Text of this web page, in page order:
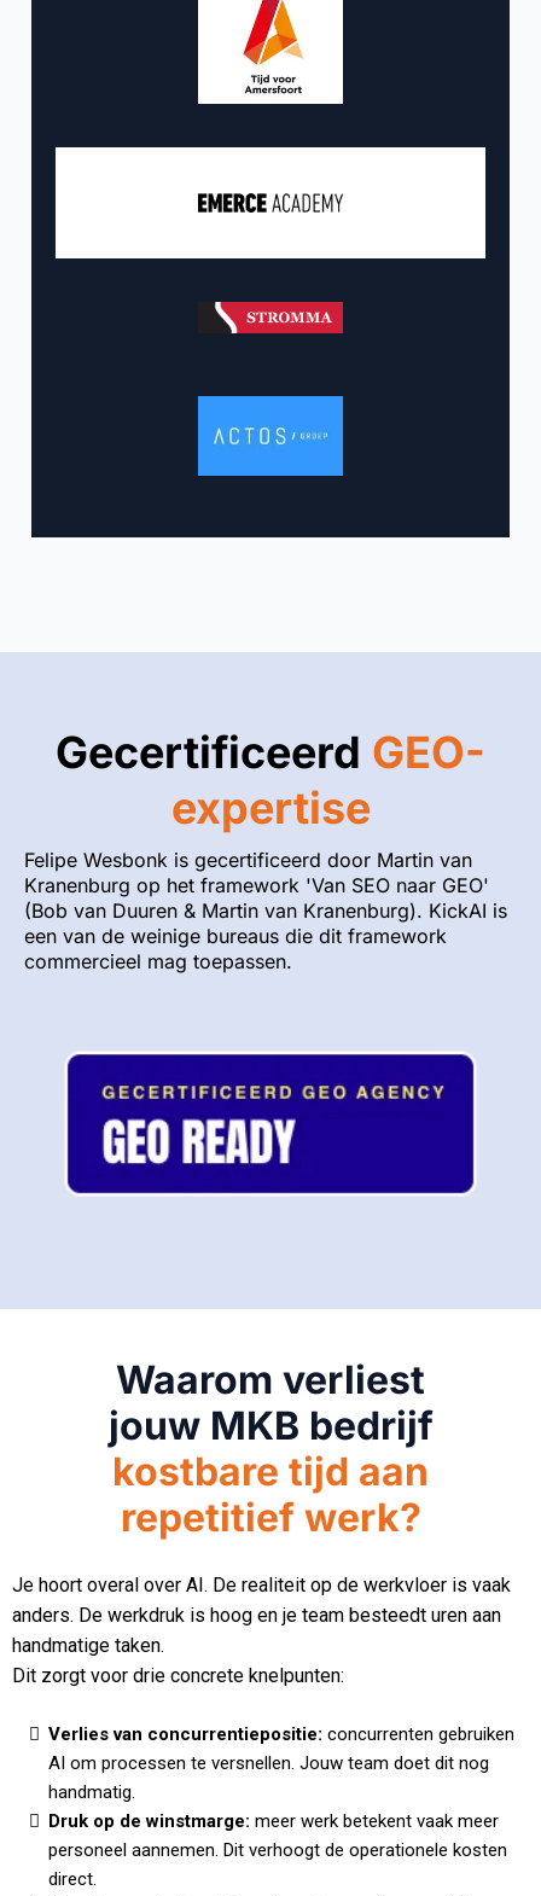
Gecertificeerd GEO-
expertise
Felipe Wesbonk is gecertificeerd door Martin van
Kranenburg op het framework 'Van SEO naar GEO'
(Bob van Duuren & Martin van Kranenburg). KickAI is
een van de weinige bureaus die dit framework
commercieel mag toepassen.
Waarom verliest
jouw MKB bedrijf
kostbare tijd aan
repetitief werk?
Je hoort overal over AI. De realiteit op de werkvloer is vaak
anders. De werkdruk is hoog en je team besteedt uren aan
handmatige taken.
Dit zorgt voor drie concrete knelpunten:
Verlies van concurrentiepositie: concurrenten gebruiken
AI om processen te versnellen. Jouw team doet dit nog
handmatig.
Druk op de winstmarge: meer werk betekent vaak meer
personeel aannemen. Dit verhoogt de operationele kosten
direct.